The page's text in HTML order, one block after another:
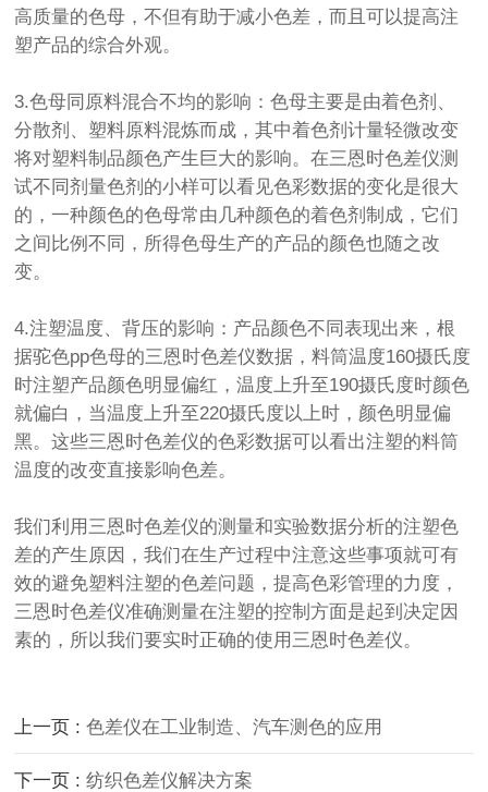
高质量的色母，不但有助于减小色差，而且可以提高注
塑产品的综合外观。
3.色母同原料混合不均的影响：色母主要是由着色剂、
分散剂、塑料原料混炼而成，其中着色剂计量轻微改变
将对塑料制品颜色产生巨大的影响。在三恩时色差仪测
试不同剂量色剂的小样可以看见色彩数据的变化是很大
的，一种颜色的色母常由几种颜色的着色剂制成，它们
之间比例不同，所得色母生产的产品的颜色也随之改
变。
4.注塑温度、背压的影响：产品颜色不同表现出来，根
据驼色pp色母的三恩时色差仪数据，料筒温度160摄氏度
时注塑产品颜色明显偏红，温度上升至190摄氏度时颜色
就偏白，当温度上升至220摄氏度以上时，颜色明显偏
黑。这些三恩时色差仪的色彩数据可以看出注塑的料筒
温度的改变直接影响色差。
我们利用三恩时色差仪的测量和实验数据分析的注塑色
差的产生原因，我们在生产过程中注意这些事项就可有
效的避免塑料注塑的色差问题，提高色彩管理的力度，
三恩时色差仪准确测量在注塑的控制方面是起到决定因
素的，所以我们要实时正确的使用三恩时色差仪。
上一页 :色差仪在工业制造、汽车测色的应用
下一页 :纺织色差仪解决方案